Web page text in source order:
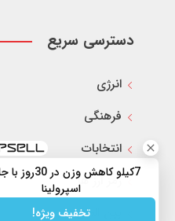
دسترسی سریع
انرژی
فرهنگی
انتخابات
رمز ارز ها
بین الملل
7کیلو کاهش وزن در
اسپرولینا
تخفیف ویژه!